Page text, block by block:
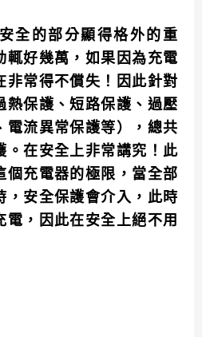
全的部分顯得格外的重
輒好幾萬，如果因為充電
非常得不償失！因此針對
熱保護、短路保護、過壓
電流異常保護等），總共
。在安全上非常講究！此
個充電器的極限，當全部
，安全保護會介入，此時
電，因此在安全上絕不用